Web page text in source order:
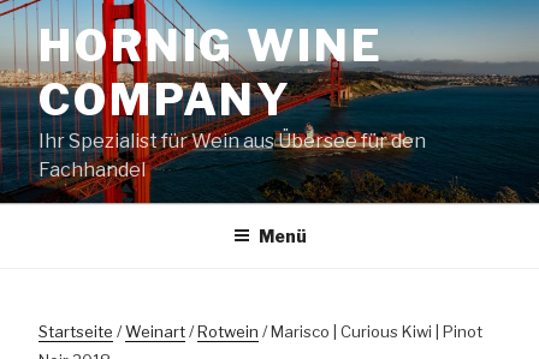
Zum
Inhalt
springenHORNIG WINE
COMPANY
Ihr Spezialist für Wein aus Übersee für den
Fachhandel
Menü
Startseite /Weinart/Rotwein / Marisco | Curious Kiwi | Pinot